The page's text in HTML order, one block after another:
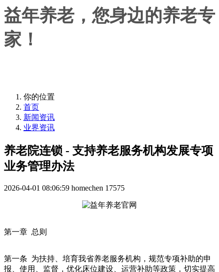
益年养老，您身边的养老专
家！
你的位置
首页
新闻资讯
业界资讯
养老院连锁 - 支持养老服务机构发展专项
业务管理办法
2026-04-01 08:06:59 homechen 17575
第一章 总则
第一条 为扶持、培育我省养老服务机构，规范专项补助的申
报、使用、监督，优化床位建设、运营补助等政策，切实提高